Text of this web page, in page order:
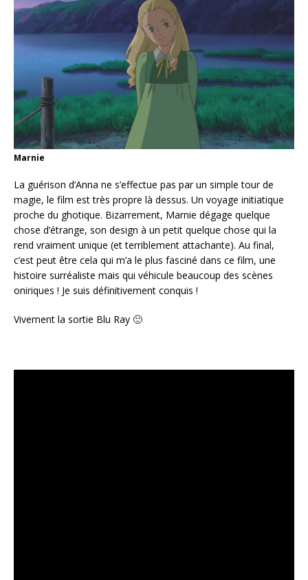
Marnie
La guérison d’Anna ne s’effectue pas par un simple tour de
magie, le film est très propre là dessus. Un voyage initiatique
proche du ghotique. Bizarrement, Marnie dégage quelque
chose d’étrange, son design à un petit quelque chose qui la
rend vraiment unique (et terriblement attachante). Au final,
c’est peut être cela qui m’a le plus fasciné dans ce film, une
histoire surréaliste mais qui véhicule beaucoup des scènes
oniriques ! Je suis définitivement conquis !
Vivement la sortie Blu Ray 🙂